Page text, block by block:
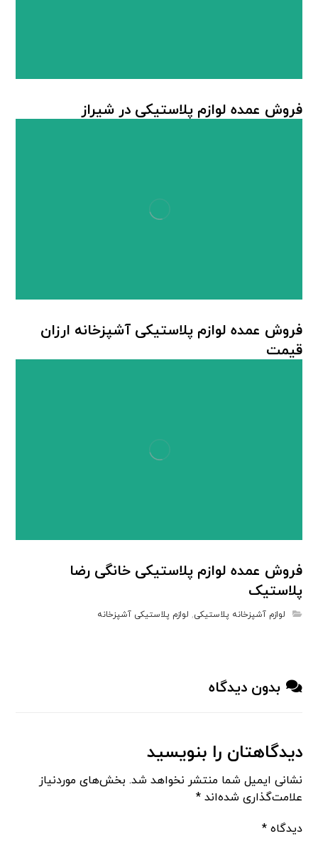
فروش عمده لوازم پلاستیکی در شیراز
فروش عمده لوازم پلاستیکی آشپزخانه ارزان
قیمت
فروش عمده لوازم پلاستیکی خانگی رضا
پلاستیک
لوازم آشپزخانه پلاستیکی, لوازم پلاستیکی آشپزخانه
بدون دیدگاه
دیدگاهتان را بنویسید
نشانی ایمیل شما منتشر نخواهد شد. بخش‌های موردنیاز
علامت‌گذاری شده‌اند*
دیدگاه*